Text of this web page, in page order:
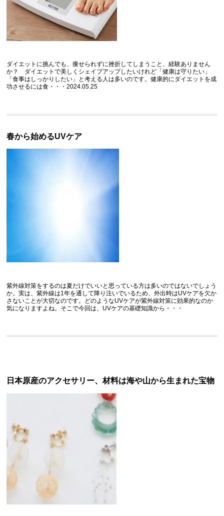
ダイエットに挑んでも、痩せられずに挫折してしまうこと、経験ありません
か？ ダイエットで美しくシェイプアップしたいけれど「健康は守りたい」
「食事はしっかりしたい」と考える人は多いのです。健康的にダイエットを成
功させるには食・・・2024.05.25
春から始めるUVケア
紫外線対策をするのは夏だけでいいと思っている方は多いのではないでしょう
か。実は、紫外線は1年を通して降り注いでいるため、外出時はUVケアを欠か
さないことが大切なのです。どのようなUVケアが紫外線対策に効果的なのか
気になりますよね。そこで今回は、UVケアの基礎知識から・・・
日本原産のアクセサリー、材料は海や山から生まれた宝物